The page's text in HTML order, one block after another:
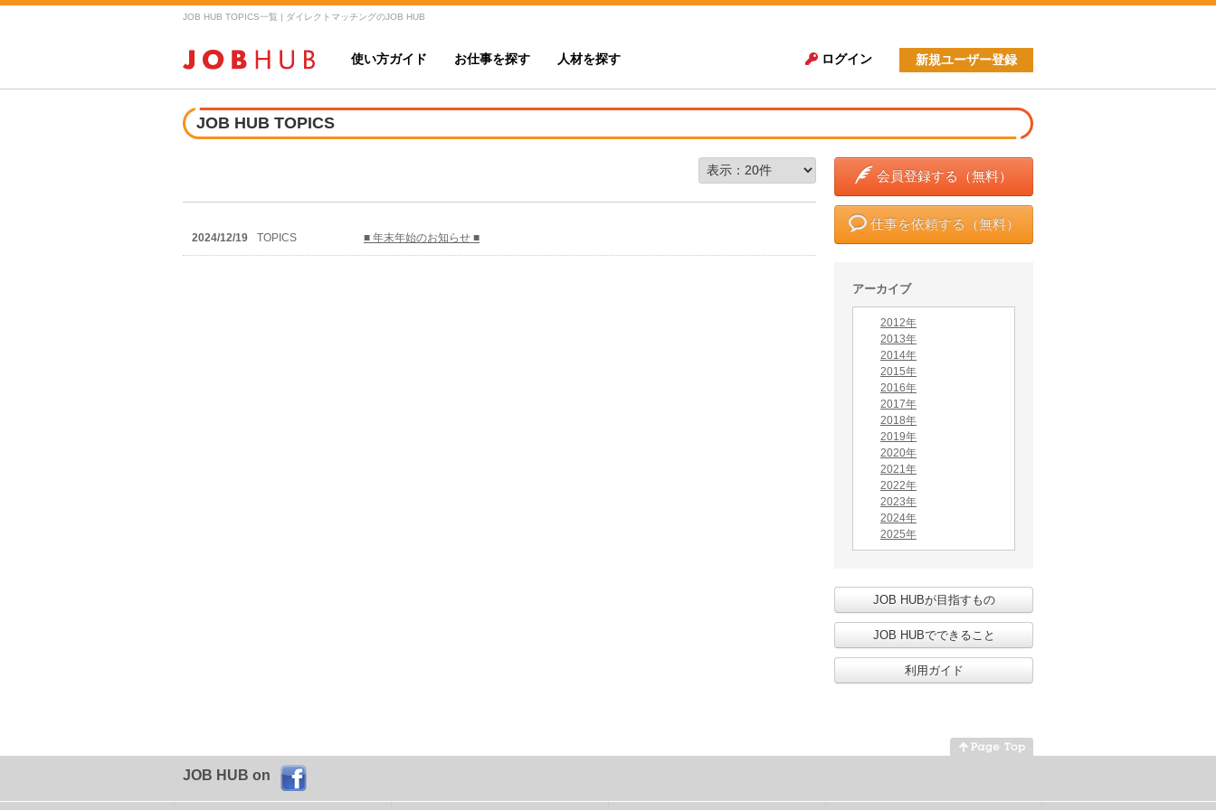
JOB HUB TOPICS一覧 | ダイレクトマッチングのJOB HUB
使い方ガイド お仕事を探す 人材を探す ログイン 新規ユーザー登録
JOB HUB TOPICS
2024/12/19 TOPICS ■ 年末年始のお知らせ ■
会員登録する（無料）
仕事を依頼する（無料）
アーカイブ
2012年
2013年
2014年
2015年
2016年
2017年
2018年
2019年
2020年
2021年
2022年
2023年
2024年
2025年
JOB HUBが目指すもの
JOB HUBでできること
利用ガイド
JOB HUB on